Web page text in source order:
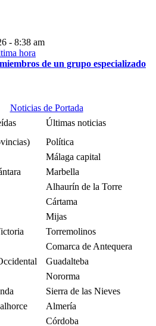
- 8:38 am
de un grupo especializado
Noticias de Portada
Últimas noticias
Política
Málaga capital
Marbella
Alhaurín de la Torre
Cártama
Mijas
Torremolinos
Comarca de Antequera
Guadalteba
Nororma
Sierra de las Nieves
Almería
Córdoba